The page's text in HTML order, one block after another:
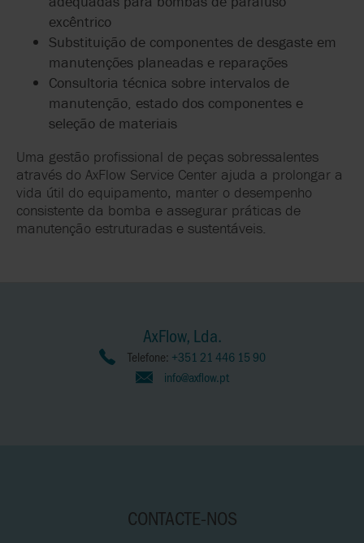
excêntrico
Substituição de componentes de desgaste em
manutenções planeadas e reparações
Consultoria técnica sobre intervalos de
manutenção, estado dos componentes e
seleção de materiais
Uma gestão profissional de peças sobressalentes
através do AxFlow Service Center ajuda a prolongar a
vida útil do equipamento, manter o desempenho
consistente da bomba e assegurar práticas de
manutenção estruturadas e sustentáveis.
AxFlow, Lda.
Telefone: +351 21 446 15 90
info@axflow.pt
CONTACTE-NOS